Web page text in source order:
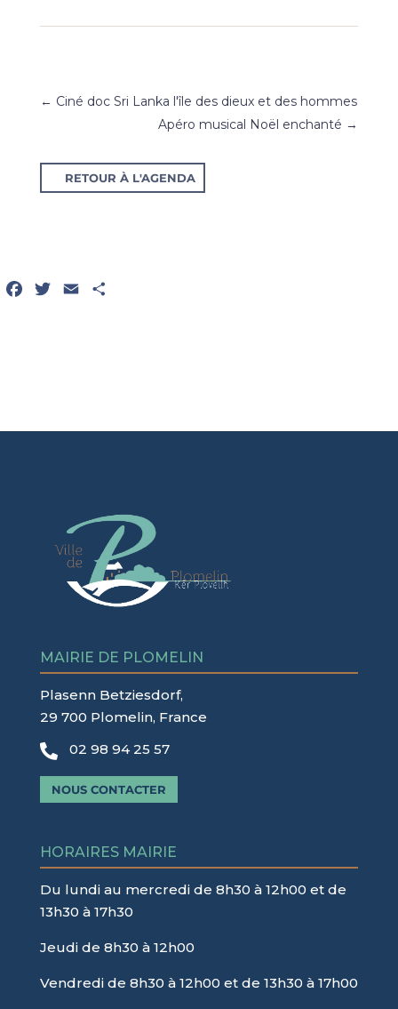
← Ciné doc Sri Lanka l'île des dieux et des hommes
Apéro musical Noël enchanté →
RETOUR À L'AGENDA
Facebook
Twitter
Email
MAIRIE DE PLOMELIN
Plasenn Betziesdorf,
29 700 Plomelin, France
 02 98 94 25 57
NOUS CONTACTER
HORAIRES MAIRIE
Du lundi au mercredi de 8h30 à 12h00 et de
13h30 à 17h30
Jeudi de 8h30 à 12h00
Vendredi de 8h30 à 12h00 et de 13h30 à 17h00